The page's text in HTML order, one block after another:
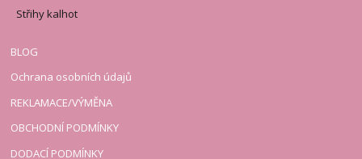
Střihy kalhot
BLOG
Ochrana osobních údajů
REKLAMACE/VÝMĚNA
OBCHODNÍ PODMÍNKY
DODACÍ PODMÍNKY